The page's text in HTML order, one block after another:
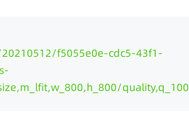
f5055e0e-cdc5-43f1-
quality,q_100